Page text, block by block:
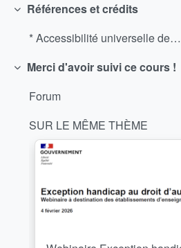
Replier
Références et crédits
* Accessibilité universelle des visioconférences -...
Replier
Merci d'avoir suivi ce cours !
Forum
SUR LE MÊME THÈME